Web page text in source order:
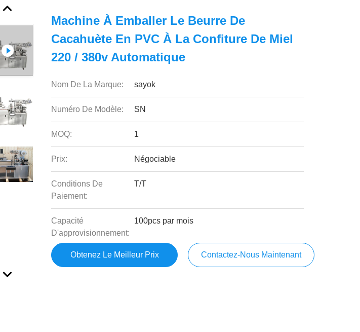
Machine À Emballer Le Beurre De
Cacahuète En PVC À La Confiture De Miel
220 / 380v Automatique
Nom De La Marque: sayok
Numéro De Modèle: SN
MOQ: 1
Prix: Négociable
Conditions De
Paiement:
T/T
Capacité
D'approvisionnement:
100pcs par mois
Obtenez Le Meilleur Prix Contactez-Nous Maintenant